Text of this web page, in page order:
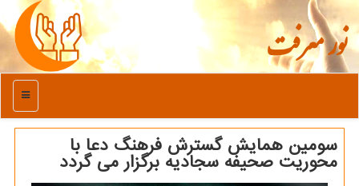
نور معرفت
منو
سومین همایش گسترش فرهنگ دعا با
محوریت صحیفه سجادیه برگزار می گردد